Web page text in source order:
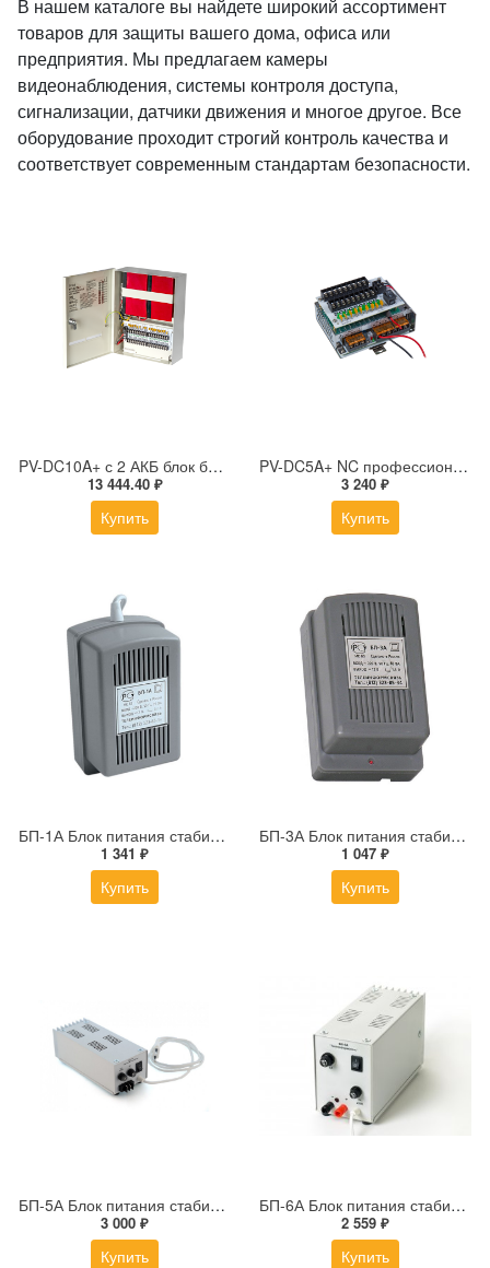
В нашем каталоге вы найдете широкий ассортимент
товаров для защиты вашего дома, офиса или
предприятия. Мы предлагаем камеры
видеонаблюдения, системы контроля доступа,
сигнализации, датчики движения и многое другое. Все
оборудование проходит строгий контроль качества и
соответствует современным стандартам безопасности.
PV-DC10A+ с 2 АКБ блок бесперебойного питания DC 12-14,5 В, 10 А, 18 выходов с предохранителями, 2 АКБ 7 А*ч в комплекте
13 444.40 ₽
Купить
PV-DC5A+ NC профессиональный стабилизированный блок бесперебойного питания DC 12 В, 5 А с девятью защищенными выходами на DIN-рейку
3 240 ₽
Купить
БП-1А Блок питания стабилизированный
1 341 ₽
Купить
БП-3А Блок питания стабилизированный
1 047 ₽
Купить
БП-5А Блок питания стабилизированный
3 000 ₽
Купить
БП-6А Блок питания стабилизированный
2 559 ₽
Купить